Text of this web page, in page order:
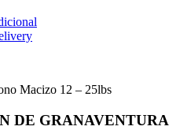
Macizo 12 – 25lbs
DE GRANAVENTURA